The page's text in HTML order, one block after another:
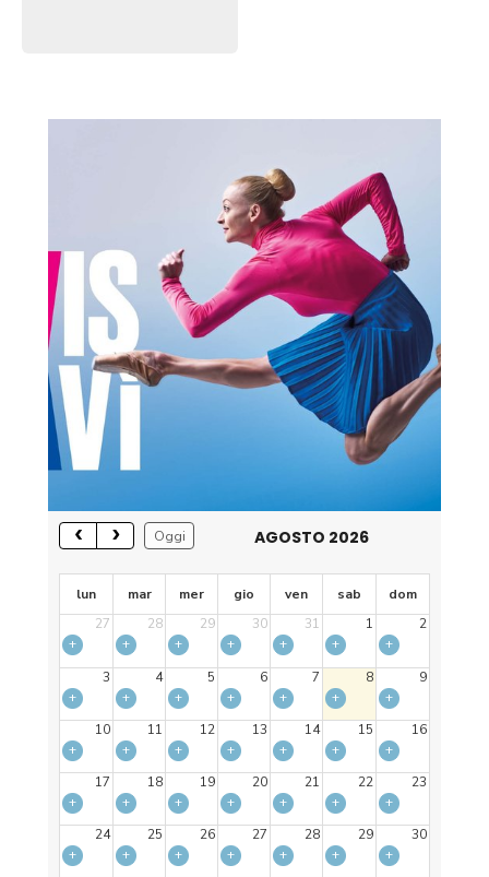
Oggi AGOSTO 2026
lun mar mer gio ven sab
dom
27
28 29 30 31 1
2
+
+ + + + +
+
3
4 5 6 7 8
9
+
+ + + + +
+
10
11 12 13 14 15
16
+
+ + + + +
+
17
18 19 20 21 22
23
+
+ + + + +
+
24
25 26 27 28 29
30
+
+ + + + +
+